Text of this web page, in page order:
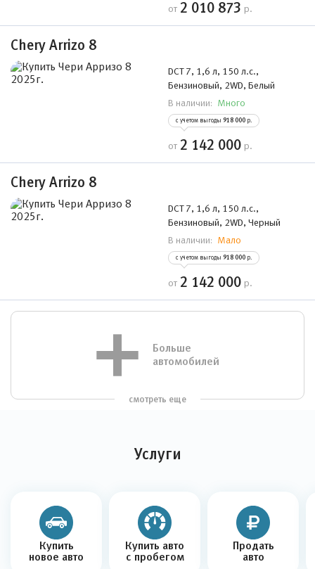
от 2 010 873 р.
Chery Arrizo 8
DCT 7, 1,6 л, 150 л.с.,
Бензиновый, 2WD, Белый
В наличии: Много
с учетом выгоды 918 000 р.
от 2 142 000 р.
Chery Arrizo 8
DCT 7, 1,6 л, 150 л.с.,
Бензиновый, 2WD, Черный
В наличии: Мало
с учетом выгоды 918 000 р.
от 2 142 000 р.
Больше
автомобилей
смотреть еще
Услуги
Купить
новое авто
Купить авто
с пробегом
Продать
авто